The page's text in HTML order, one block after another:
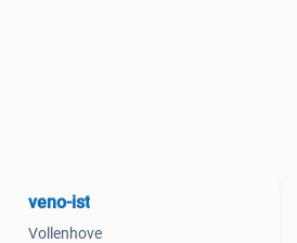
veno-ist
Vollenhove